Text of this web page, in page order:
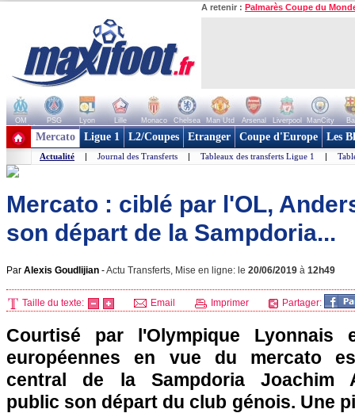
A retenir : Palmarès Coupe du
OM PSG Lyon Lille Monaco Chelsea Man Utd Arsenal Liverpool ManCity
+ de clubs
Mercato Ligue 1 L2/Coupes Etranger Coupe d'Europe Les
Actualité | Journal des Transferts | Tableaux des transferts Ligue 1 |
Mercato : ciblé par l'OL,
son départ de la Sampdoria...
Par Alexis Goudlijian -Actu Transferts, Mise en ligne: le 20/06/2019 à 12h49
Taille du texte: Email Imprimer Partager:
Courtisé par l'Olympique Lyonnais
européennes en vue du mercato
central de la Sampdoria Joachim
public son départ du club génois. Une